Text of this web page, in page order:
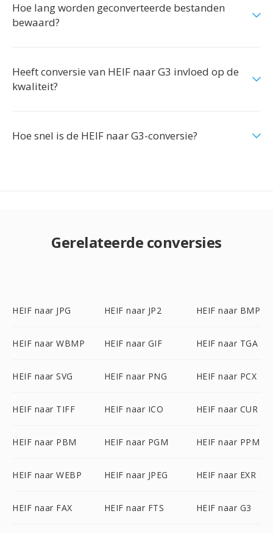
Hoe lang worden geconverteerde bestanden
bewaard?
Heeft conversie van HEIF naar G3 invloed op de
kwaliteit?
Hoe snel is de HEIF naar G3-conversie?
Gerelateerde conversies
HEIF naar JPG HEIF naar JP2 HEIF naar BMP
HEIF naar WBMP HEIF naar GIF HEIF naar TGA
HEIF naar SVG HEIF naar PNG HEIF naar PCX
HEIF naar TIFF HEIF naar ICO HEIF naar CUR
HEIF naar PBM HEIF naar PGM HEIF naar PPM
HEIF naar WEBP HEIF naar JPEG HEIF naar EXR
HEIF naar FAX HEIF naar FTS HEIF naar G3